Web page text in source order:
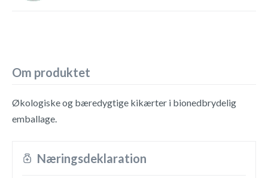
Om produktet
Økologiske og bæredygtige kikærter i bionedbrydelig
emballage.
Næringsdeklaration